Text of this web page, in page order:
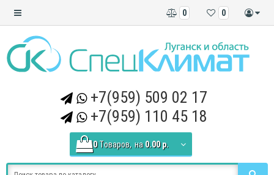
0
0
+7(959) 509 02 17
+7(959) 110 45 18
0 Tоваров, на 0.00 р.